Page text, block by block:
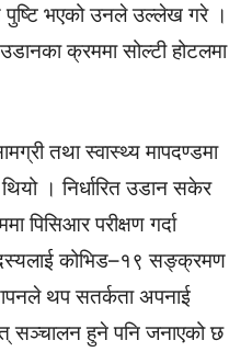
भएको उनले उल्लेख गरे ।
क्रममा सोल्टी होटलमा
तथा स्वास्थ्य मापदण्डमा
। निर्धारित उडान सकेर
पिसिआर परीक्षण गर्दा
कोभिड–१९ सङ्क्रमण
थप सतर्कता अपनाई
सञ्चालन हुने पनि जनाएको छ